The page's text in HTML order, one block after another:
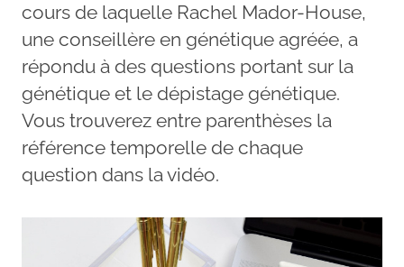
cours de laquelle Rachel Mador-House,
une conseillère en génétique agréée, a
répondu à des questions portant sur la
génétique et le dépistage génétique.
Vous trouverez entre parenthèses la
référence temporelle de chaque
question dans la vidéo.